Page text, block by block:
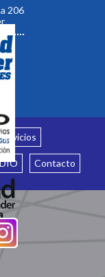
206
Contacto